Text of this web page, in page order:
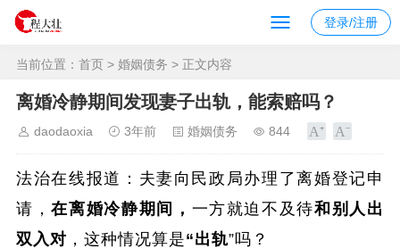
登录/注册
当前位置： 首页 > 婚姻债务 > 正文内容
离婚冷静期间发现妻子出轨，能索赔吗？
daodaoxia 3年前 婚姻债务 844
法治在线报道：夫妻向民政局办理了离婚登记申
请，在离婚冷静期间， 一方就迫不及待和别人出
双入对 ，这种情况算是“出轨”吗？